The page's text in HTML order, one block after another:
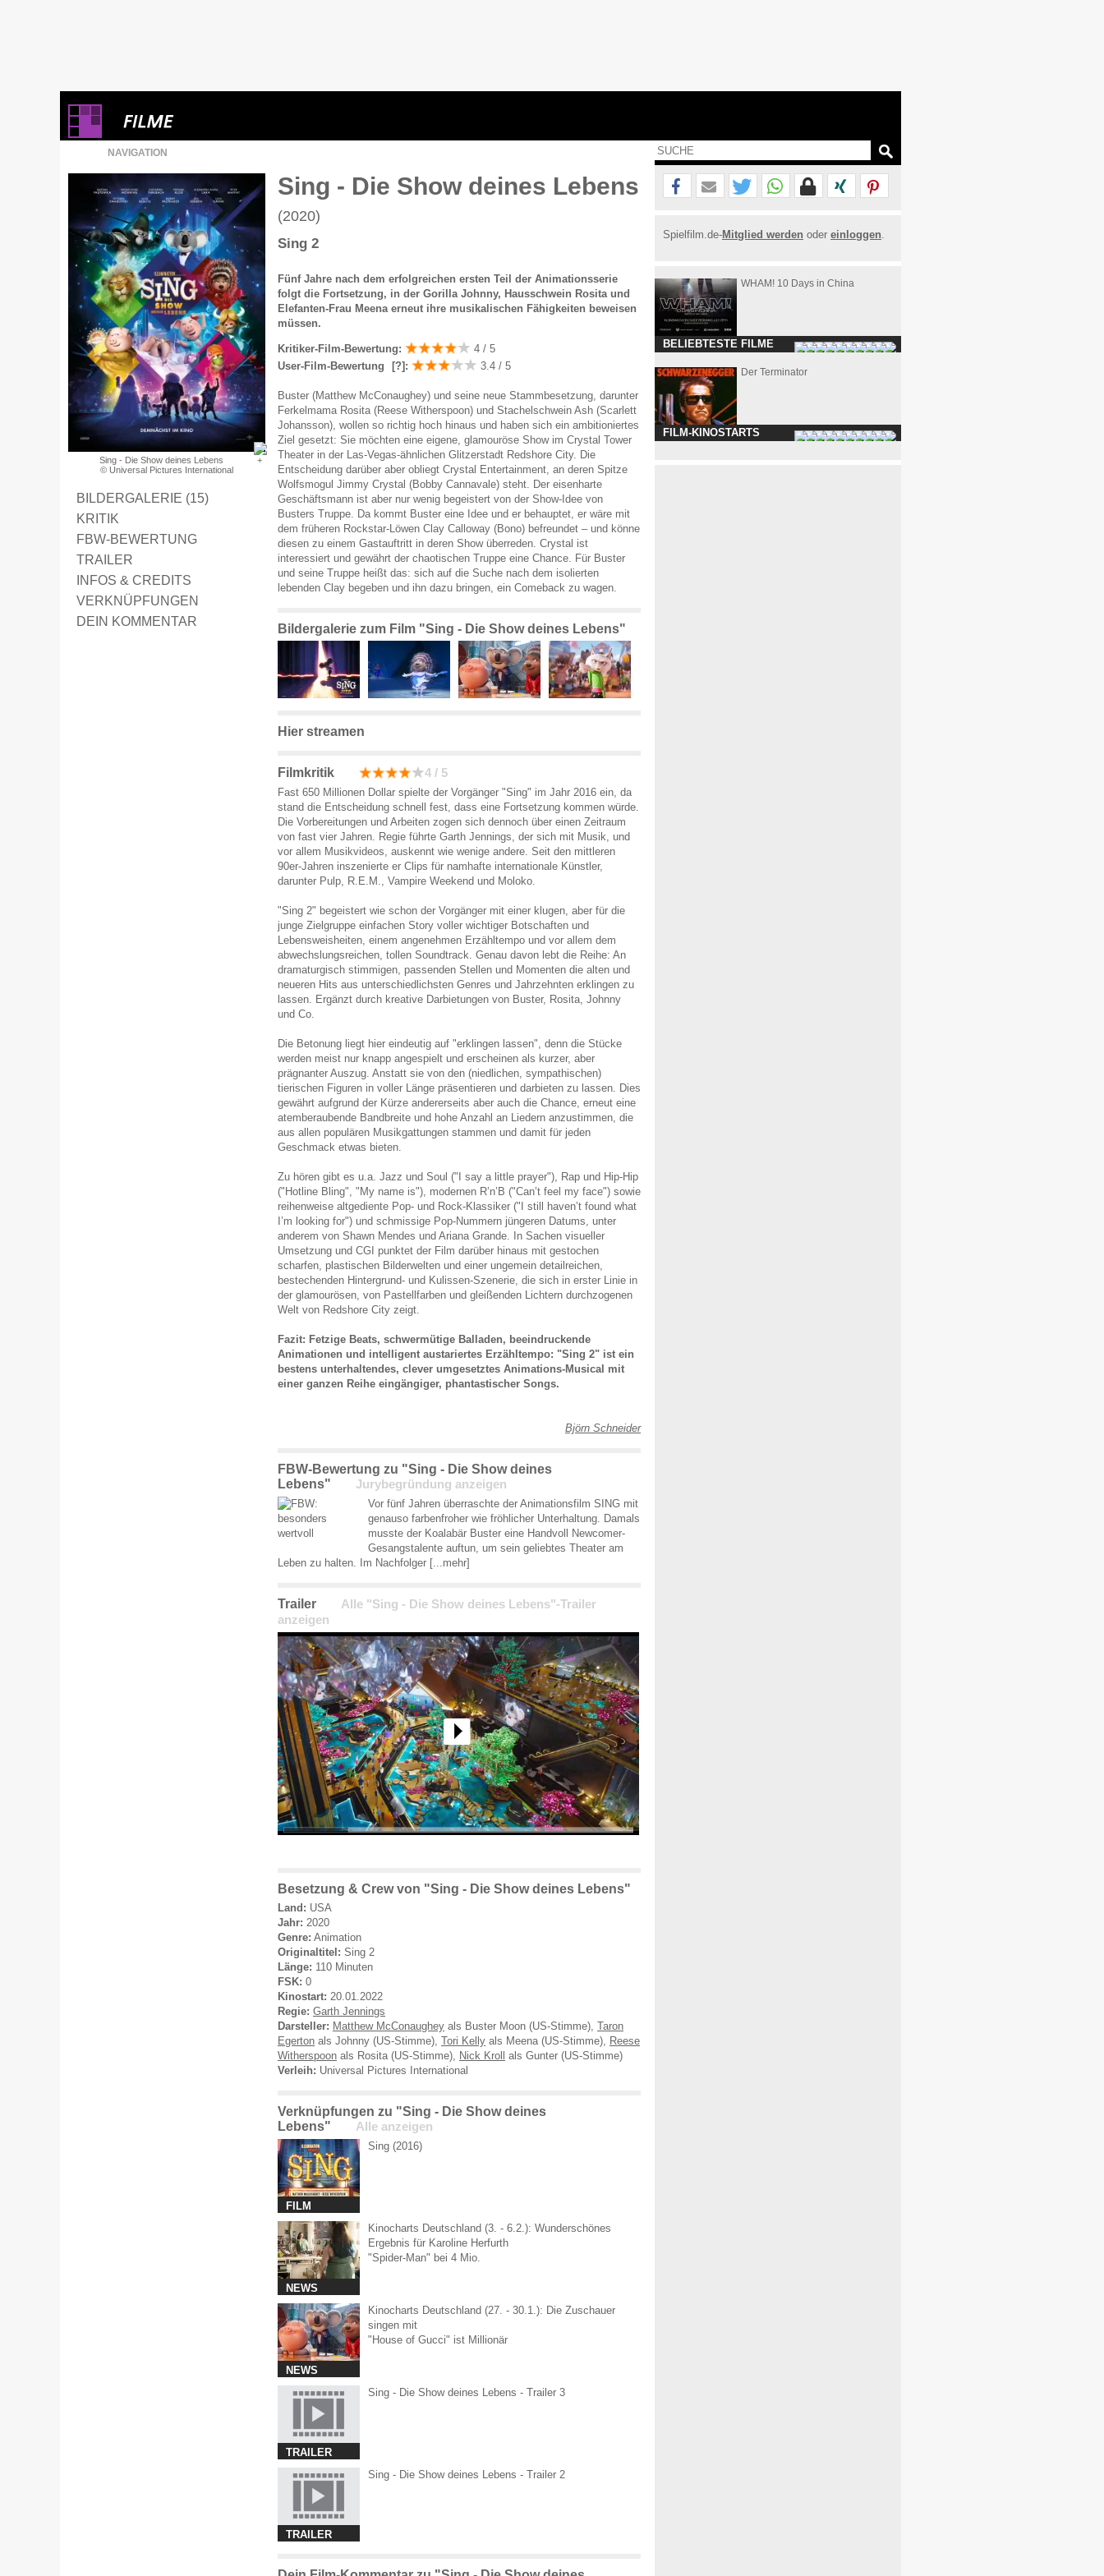
NAVIGATION
Sing - Die Show deines Lebens
© Universal Pictures International
BILDERGALERIE (15)
KRITIK
FBW-BEWERTUNG
TRAILER
INFOS & CREDITS
VERKNÜPFUNGEN
DEIN KOMMENTAR
Sing - Die Show deines Lebens
(2020)
Sing 2
Fünf Jahre nach dem erfolgreichen ersten Teil der Animationsserie
folgt die Fortsetzung, in der Gorilla Johnny, Hausschwein Rosita und
Elefanten-Frau Meena erneut ihre musikalischen Fähigkeiten beweisen
müssen.
Kritiker-Film-Bewertung:
4 / 5
User-Film-Bewertung
[?] : 3.4 / 5
Buster (Matthew McConaughey) und seine neue Stammbesetzung, darunter
Ferkelmama Rosita (Reese Witherspoon) und Stachelschwein Ash (Scarlett
Johansson), wollen so richtig hoch hinaus und haben sich ein ambitioniertes
Ziel gesetzt: Sie möchten eine eigene, glamouröse Show im Crystal Tower
Theater in der Las-Vegas-ähnlichen Glitzerstadt Redshore City. Die
Entscheidung darüber aber obliegt Crystal Entertainment, an deren Spitze
Wolfsmogul Jimmy Crystal (Bobby Cannavale) steht. Der eisenharte
Geschäftsmann ist aber nur wenig begeistert von der Show-Idee von
Busters Truppe. Da kommt Buster eine Idee und er behauptet, er wäre mit
dem früheren Rockstar-Löwen Clay Calloway (Bono) befreundet – und könne
diesen zu einem Gastauftritt in deren Show überreden. Crystal ist
interessiert und gewährt der chaotischen Truppe eine Chance. Für Buster
und seine Truppe heißt das: sich auf die Suche nach dem isolierten
lebenden Clay begeben und ihn dazu bringen, ein Comeback zu wagen.
Bildergalerie zum Film "Sing - Die Show deines Lebens"
Hier streamen
Filmkritik 4 / 5
Fast 650 Millionen Dollar spielte der Vorgänger "Sing" im Jahr 2016 ein, da
stand die Entscheidung schnell fest, dass eine Fortsetzung kommen würde.
Die Vorbereitungen und Arbeiten zogen sich dennoch über einen Zeitraum
von fast vier Jahren. Regie führte Garth Jennings, der sich mit Musik, und
vor allem Musikvideos, auskennt wie wenige andere. Seit den mittleren
90er-Jahren inszenierte er Clips für namhafte internationale Künstler,
darunter Pulp, R.E.M., Vampire Weekend und Moloko.
"Sing 2" begeistert wie schon der Vorgänger mit einer klugen, aber für die
junge Zielgruppe einfachen Story voller wichtiger Botschaften und
Lebensweisheiten, einem angenehmen Erzähltempo und vor allem dem
abwechslungsreichen, tollen Soundtrack. Genau davon lebt die Reihe: An
dramaturgisch stimmigen, passenden Stellen und Momenten die alten und
neueren Hits aus unterschiedlichsten Genres und Jahrzehnten erklingen zu
lassen. Ergänzt durch kreative Darbietungen von Buster, Rosita, Johnny
und Co.
Die Betonung liegt hier eindeutig auf "erklingen lassen", denn die Stücke
werden meist nur knapp angespielt und erscheinen als kurzer, aber
prägnanter Auszug. Anstatt sie von den (niedlichen, sympathischen)
tierischen Figuren in voller Länge präsentieren und darbieten zu lassen. Dies
gewährt aufgrund der Kürze andererseits aber auch die Chance, erneut eine
atemberaubende Bandbreite und hohe Anzahl an Liedern anzustimmen, die
aus allen populären Musikgattungen stammen und damit für jeden
Geschmack etwas bieten.
Zu hören gibt es u.a. Jazz und Soul ("I say a little prayer"), Rap und Hip-Hip
("Hotline Bling", "My name is"), modernen R’n’B ("Can’t feel my face") sowie
reihenweise altgediente Pop- und Rock-Klassiker ("I still haven’t found what
I’m looking for") und schmissige Pop-Nummern jüngeren Datums, unter
anderem von Shawn Mendes und Ariana Grande. In Sachen visueller
Umsetzung und CGI punktet der Film darüber hinaus mit gestochen
scharfen, plastischen Bilderwelten und einer ungemein detailreichen,
bestechenden Hintergrund- und Kulissen-Szenerie, die sich in erster Linie in
der glamourösen, von Pastellfarben und gleißenden Lichtern durchzogenen
Welt von Redshore City zeigt.
Fazit: Fetzige Beats, schwermütige Balladen, beeindruckende
Animationen und intelligent austariertes Erzähltempo: "Sing 2" ist ein
bestens unterhaltendes, clever umgesetztes Animations-Musical mit
einer ganzen Reihe eingängiger, phantastischer Songs.
Björn Schneider
FBW-Bewertung zu "Sing - Die Show deines
Lebens"
Jurybegründung anzeigen
Vor fünf Jahren überraschte der Animationsfilm SING mit
genauso farbenfroher wie fröhlicher Unterhaltung. Damals
musste der Koalabär Buster eine Handvoll Newcomer-
Gesangstalente auftun, um sein geliebtes Theater am
Leben zu halten. Im Nachfolger [...mehr]
Trailer
Alle "Sing - Die Show deines Lebens"-Trailer
anzeigen
Besetzung & Crew von "Sing - Die Show deines Lebens"
Land: USA
Jahr: 2020
Genre: Animation
Originaltitel: Sing 2
Länge: 110 Minuten
FSK: 0
Kinostart: 20.01.2022
Regie: Garth Jennings
Darsteller: Matthew McConaughey als Buster Moon (US-Stimme), Taron
Egerton als Johnny (US-Stimme), Tori Kelly als Meena (US-Stimme), Reese
Witherspoon als Rosita (US-Stimme), Nick Kroll
als Gunter (US-Stimme)
Verleih: Universal Pictures International
Verknüpfungen zu "Sing - Die Show deines
Lebens"
Alle anzeigen
FILM
Sing (2016)
NEWS
Kinocharts Deutschland (3. - 6.2.): Wunderschönes
Ergebnis für Karoline Herfurth
"Spider-Man" bei 4 Mio.
NEWS
Kinocharts Deutschland (27. - 30.1.): Die Zuschauer
singen mit
"House of Gucci" ist Millionär
TRAILER
Sing - Die Show deines Lebens - Trailer 3
TRAILER
Sing - Die Show deines Lebens - Trailer 2
Spielfilm.de-Mitglied werden oder einloggen.
WHAM! 10 Days in China
BELIEBTESTE FILME
Der Terminator
FILM-KINOSTARTS